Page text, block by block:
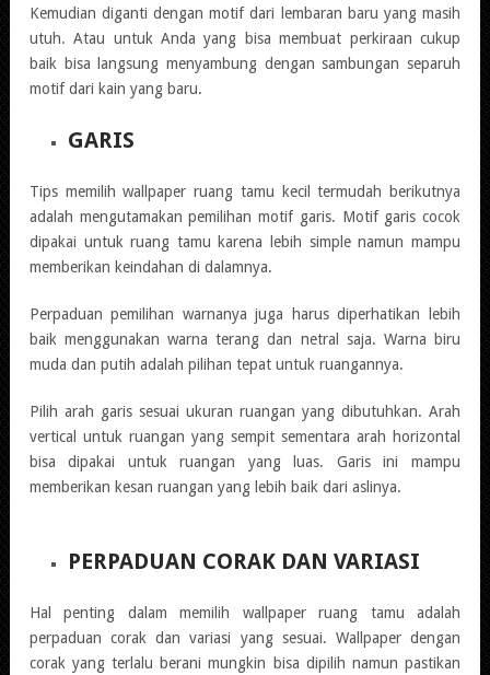
Kemudian diganti dengan motif dari lembaran baru yang masih
utuh. Atau untuk Anda yang bisa membuat perkiraan cukup
baik bisa langsung menyambung dengan sambungan separuh
motif dari kain yang baru.
GARIS
Tips memilih wallpaper ruang tamu kecil termudah berikutnya
adalah mengutamakan pemilihan motif garis. Motif garis cocok
dipakai untuk ruang tamu karena lebih simple namun mampu
memberikan keindahan di dalamnya.
Perpaduan pemilihan warnanya juga harus diperhatikan lebih
baik menggunakan warna terang dan netral saja. Warna biru
muda dan putih adalah pilihan tepat untuk ruangannya.
Pilih arah garis sesuai ukuran ruangan yang dibutuhkan. Arah
vertical untuk ruangan yang sempit sementara arah horizontal
bisa dipakai untuk ruangan yang luas. Garis ini mampu
memberikan kesan ruangan yang lebih baik dari aslinya.
PERPADUAN CORAK DAN VARIASI
Hal penting dalam memilih wallpaper ruang tamu adalah
perpaduan corak dan variasi yang sesuai. Wallpaper dengan
corak yang terlalu berani mungkin bisa dipilih namun pastikan